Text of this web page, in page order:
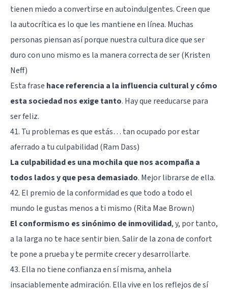
tienen miedo a convertirse en autoindulgentes. Creen que
la autocrítica es lo que les mantiene en línea. Muchas
personas piensan así porque nuestra cultura dice que ser
duro con uno mismo es la manera correcta de ser (Kristen
Neff)
Esta frase hace referencia a la influencia cultural y cómo
esta sociedad nos exige tanto. Hay que reeducarse para
ser feliz.
41. Tu problemas es que estás… tan ocupado por estar
aferrado a tu culpabilidad (Ram Dass)
La culpabilidad es una mochila que nos acompaña a
todos lados y que pesa demasiado. Mejor librarse de ella.
42. El premio de la conformidad es que todo a todo el
mundo le gustas menos a ti mismo (Rita Mae Brown)
El conformismo es sinónimo de inmovilidad, y, por tanto,
a la larga no te hace sentir bien.Salir de la zona de confort
te pone a prueba y te permite crecer y desarrollarte.
43. Ella no tiene confianza en sí misma, anhela
insaciablemente admiración. Ella vive en los reflejos de sí